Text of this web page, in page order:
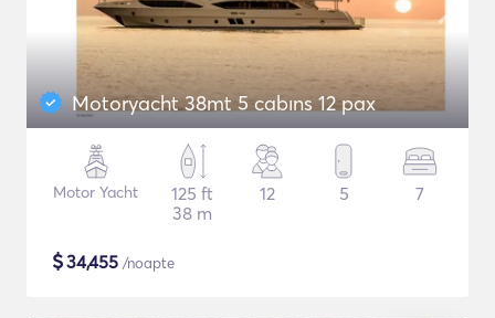
Motoryacht 38mt 5 cabıns 12 pax
Motor Yacht
125 ft
38 m
12 5 7
$34,455 /noapte